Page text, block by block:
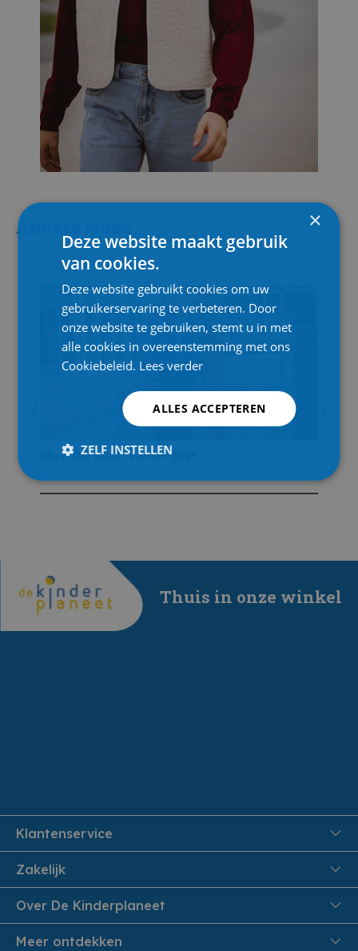
Andere looks
Shop the look - Winter 2025
Thuis in onze winkel
Klantenservice
FAQ
Veiligheid en Privacy
Levering aan huis
Zakelijk
Onthaalouders
Over De Kinderplaneet
Over ons
Meer ontdekken
×
Deze website maakt gebruik
van cookies.
Deze website gebruikt cookies om uw
gebruikerservaring te verbeteren. Door
onze website te gebruiken, stemt u in met
alle cookies in overeenstemming met ons
Cookiebeleid. Lees verder
ALLES ACCEPTEREN
ZELF INSTELLEN